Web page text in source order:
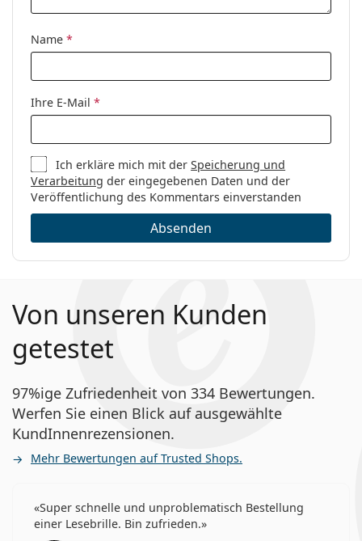
Code: 8838 J7D 18 57
Name *
Ihre E-Mail *
Ich erkläre mich mit derSpeicherung und
Verarbeitung der eingegebenen Daten und der
Veröffentlichung des Kommentars einverstanden
Absenden
Von unseren Kunden
getestet
97%ige Zufriedenheit von 334 Bewertungen.
Werfen Sie einen Blick auf ausgewählte
KundInnenrezensionen.
Mehr Bewertungen auf Trusted Shops.
Super schnelle und unproblematisch Bestellung
einer Lesebrille. Bin zufrieden.